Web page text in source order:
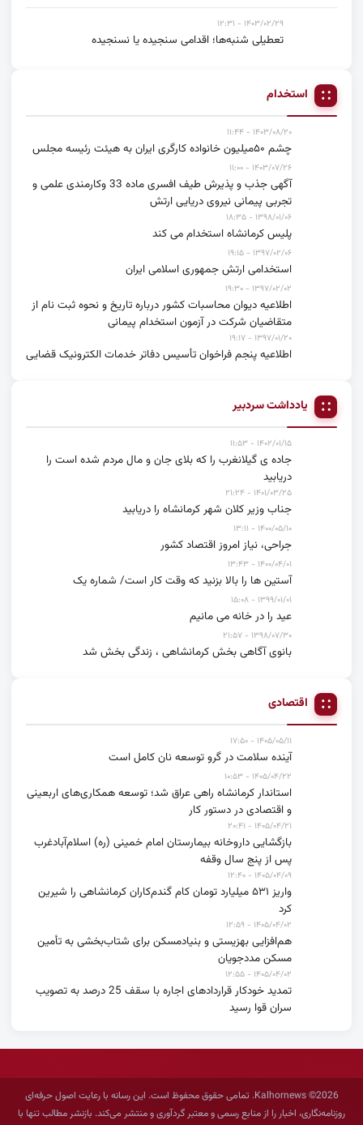
۱۴۰۳/۰۲/۲۹ - ۱۲:۳۱
تعطیلی شنبه‌ها؛ اقدامی سنجیده یا نسنجیده
استخدام
۱۴۰۳/۰۸/۲۰ - ۱۱:۴۴
چشم ۵۰میلیون خانواده کارگری ایران به هیئت رئیسه مجلس
۱۴۰۳/۰۷/۲۶ - ۱۱:۰۰
آگهی جذب و پذیرش طیف افسری ماده 33 وکارمندی علمی و
تجربی پیمانی نیروی دریایی ارتش
۱۳۹۸/۰۱/۰۶ - ۱۸:۳۵
پلیس کرمانشاه استخدام می کند
۱۳۹۷/۰۲/۰۶ - ۱۹:۱۵
استخدامی ارتش جمهوری اسلامی ایران
۱۳۹۷/۰۲/۰۲ - ۱۹:۳۰
اطلاعیه دیوان محاسبات کشور درباره تاریخ و نحوه ثبت نام از
متقاضیان شرکت در آزمون استخدام پیمانی
۱۳۹۷/۰۱/۲۰ - ۱۹:۱۷
اطلاعیه پنجم فراخوان تأسیس دفاتر خدمات الکترونیک قضایی
یادداشت سردبیر
۱۴۰۲/۰۱/۱۵ - ۱۱:۵۳
جاده ی گیلانغرب را که بلای جان و مال مردم شده است را
دریابید
۱۴۰۱/۰۳/۲۵ - ۲۱:۲۴
جناب وزیر کلان شهر کرمانشاه را دریابید
۱۴۰۰/۰۵/۱۰ - ۱۳:۱۱
جراحی، نیاز امروز اقتصاد کشور
۱۴۰۰/۰۴/۰۱ - ۱۳:۴۳
آستین ها را بالا بزنید که وقت کار است/ شماره یک
۱۳۹۹/۰۱/۰۱ - ۱۵:۰۸
عید را در خانه می مانیم
۱۳۹۸/۰۷/۳۰ - ۲۱:۵۷
بانوی آگاهی بخش کرمانشاهی ، زندگی بخش شد
اقتصادی
۱۴۰۵/۰۵/۱۱ - ۱۷:۵۰
آینده سلامت در گرو توسعه نان کامل است
۱۴۰۵/۰۴/۲۲ - ۱۰:۵۳
استاندار کرمانشاه راهی عراق شد؛ توسعه همکاری‌های اربعینی
و اقتصادی در دستور کار
۱۴۰۵/۰۴/۲۱ - ۲۰:۴۱
بازگشایی داروخانه بیمارستان امام خمینی (ره) اسلام‌آبادغرب
پس از پنج سال وقفه
۱۴۰۵/۰۴/۰۹ - ۱۲:۴۰
واریز ۵۳۱ میلیارد تومان کام گندم‌کاران کرمانشاهی را شیرین
کرد
۱۴۰۵/۰۴/۰۲ - ۱۲:۵۹
هم‌افزایی بهزیستی و بنیادمسکن برای شتاب‌بخشی به تأمین
مسکن مددجویان
۱۴۰۵/۰۴/۰۲ - ۱۲:۵۵
تمدید خودکار قراردادهای اجاره با سقف 25 درصد به تصویب
سران قوا رسید
2026© Kalhornews. تمامی حقوق محفوظ است. این رسانه با رعایت اصول حرفه‌ای
روزنامه‌نگاری، اخبار را از منابع رسمی و معتبر گردآوری و منتشر می‌کند. بازنشر مطالب تنها با